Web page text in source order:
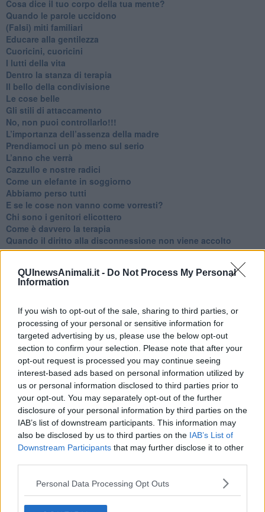
QUInewsAnimali.it - Do Not Process My Personal
Information
If you wish to opt-out of the sale, sharing to third parties, or
processing of your personal or sensitive information for
targeted advertising by us, please use the below opt-out
section to confirm your selection. Please note that after your
opt-out request is processed you may continue seeing
interest-based ads based on personal information utilized by
us or personal information disclosed to third parties prior to
your opt-out. You may separately opt-out of the further
disclosure of your personal information by third parties on the
IAB’s list of downstream participants. This information may
also be disclosed by us to third parties on the IAB’s List of
Downstream Participants that may further disclose it to other
Personal Data Processing Opt Outs
​Cosa dice il tuo corpo della tua mente?
​Quando le parole uccidono
​(Falsi) miti familiari
​Educare alla gentilezza
​Cuoricini, cuoricini
I lutti della vita
​Dentro la stanza di terapia
​Il bello della condivisione
Le cose belle
​Gli stili di attaccamento
No, non puoi controllarlo!!!
​L’importanza dell’assenza della madre
​Prendiamoci un pò meno sul serio
​L’anno che verrà
​Cazzullo e nostre radici
​Come un elefante in soggiorno
​Abbiamo perso tutti
E se le cose non vanno come vorresti?
​Chi sono i genitori elicottero
Come è davvero la terapia
Quando il diritto alla disconnessione non viene accolto
​L’importanza della comunicazione in famiglia
​Il pensiero dicotomico e la salute mentale
​Consigli di lettura per genitori e non solo
​Differenze tra persone frustrate e non
L’invisibile fatica mentale
Vacanze a km zero
​Buone Vacan(si)e!
​Il lato positivo delle cose
​Storie antiche di tempi moderni
​Quello che alle mamme non dicono
Adultescenza
Homo imbecillis
​4 anni di Blog
Quando il silenzio è aggressivo
​Il passato, questo conosciuto!
​Clima ballerino e sbalzi d’umore
La maternità
Non hanno un amico a teatro​